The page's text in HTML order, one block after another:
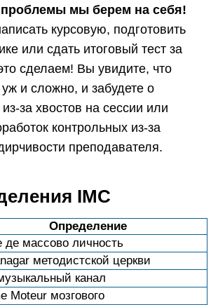
мы берем на себя!
курсовую, подготовить
или сдать итоговый тест за
сделаем! Вы увидите, что
уж и сложно, и забудете о
за хвостов на сессии или
контрольных из-за
преподавателя.
IMC
Определение
де массово личность
методистской церкви
канал
Moteur мозгового